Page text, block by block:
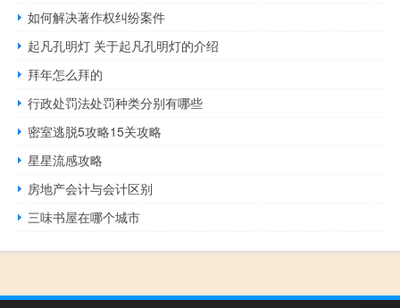
如何解决著作权纠纷案件
起凡孔明灯 关于起凡孔明灯的介绍
拜年怎么拜的
行政处罚法处罚种类分别有哪些
密室逃脱5攻略15关攻略
星星流感攻略
房地产会计与会计区别
三味书屋在哪个城市